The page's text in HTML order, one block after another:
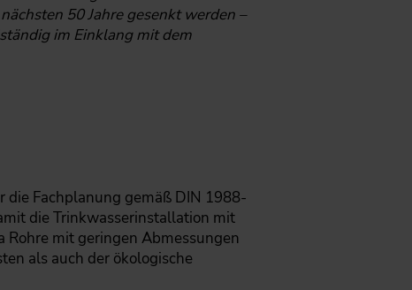
50 Jahre gesenkt werden –
im Einklang mit dem
die Fachplanung gemäß DIN 1988-
die Trinkwasserinstallation mit
mit geringen Abmessungen
als auch der ökologische